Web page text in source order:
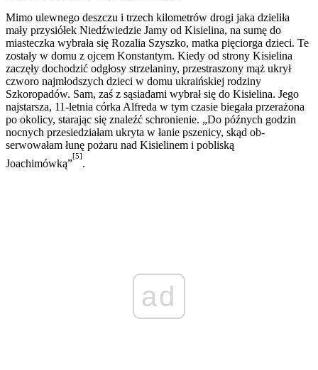
Mimo ulewnego deszczu i trzech kilometrów drogi jaka dzieliła
mały przysiółek Niedźwiedzie Jamy od Kisielina, na sumę do
miasteczka wybrała się Rozalia Szyszko, matka pięciorga dzieci. Te
zostały w domu z ojcem Konstantym. Kiedy od strony Kisielina
zaczęły dochodzić odgłosy strzelaniny, przestraszony mąż ukrył
czworo najmłodszych dzieci w domu ukraińskiej rodziny
Szkoropadów. Sam, zaś z sąsiadami wybrał się do Kisielina. Jego
najstarsza, 11-letnia córka Alfreda w tym czasie biegała przerażona
po okolicy, starając się znaleźć schronienie. „Do późnych godzin
nocnych przesiedziałam ukryta w łanie pszenicy, skąd ob­
serwowałam łunę pożaru nad Kisielinem i pobliską
Joachimówką”
[5]
ad